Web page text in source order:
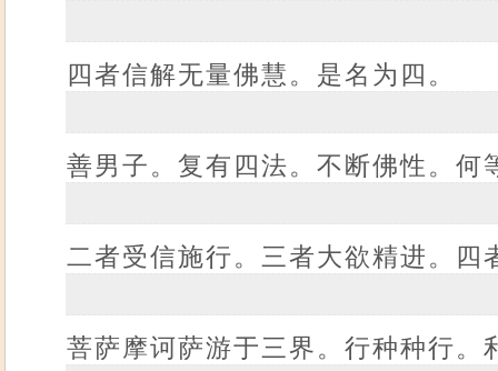
四者信解无量佛慧。是名为四。
善男子。复有四法。不断佛性。
二者受信施行。三者大欲精进。
菩萨摩诃萨游于三界。行种种行